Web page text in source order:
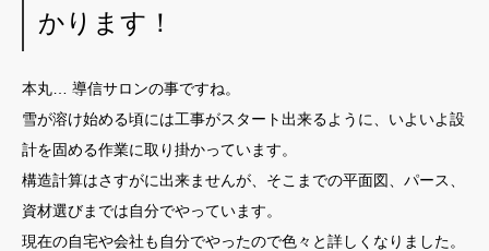
かります！
本丸… 導信サロンの事ですね。
雪が溶け始める頃には工事がスタート出来るように、いよいよ設
計を固める作業に取り掛かっています。
構造計算はさすがに出来ませんが、そこまでの平面図、パース、
資材選びまでは自分でやっています。
現在の自宅や会社も自分でやったので色々と詳しくなりました。